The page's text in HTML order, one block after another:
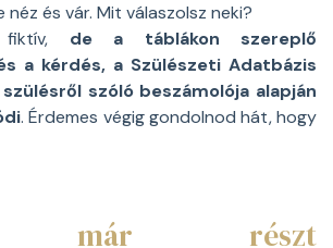
néz és vár. Mit válaszolsz neki?
de a táblákon szereplő
a kérdés, a Szülészeti Adatbázis
szóló beszámolója alapján
. Érdemes végig gondolnod hát, hogy
már részt